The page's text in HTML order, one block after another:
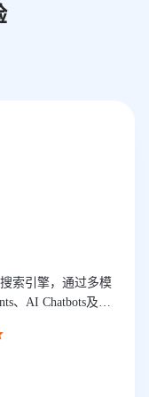
索引擎，通过多模
、AI Chatbots及
次，是DeepSeek
、阿里等头部厂商